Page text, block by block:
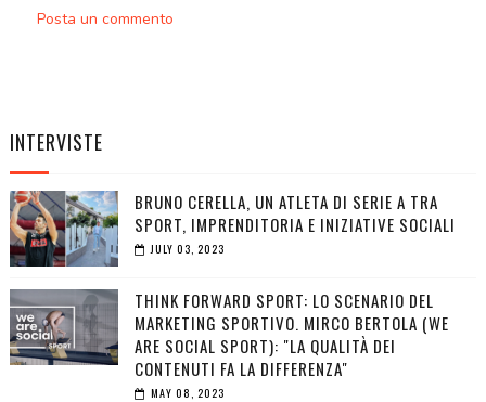
Posta un commento
INTERVISTE
BRUNO CERELLA, UN ATLETA DI SERIE A TRA
SPORT, IMPRENDITORIA E INIZIATIVE SOCIALI
JULY 03, 2023
THINK FORWARD SPORT: LO SCENARIO DEL
MARKETING SPORTIVO. MIRCO BERTOLA (WE
ARE SOCIAL SPORT): "LA QUALITÀ DEI
CONTENUTI FA LA DIFFERENZA"
MAY 08, 2023